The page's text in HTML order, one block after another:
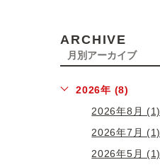
ARCHIVE
月別アーカイブ
2026年 (8)
2026年8月 (1)
2026年7月 (1)
2026年5月 (1)